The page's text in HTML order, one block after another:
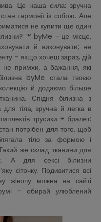
Це наша сила: зручна
гармонії із собою. Але
не купити ще один
™ byMe - це місце,
й виконувати; не
- якщо хочеш зараз, дій
не примхи, а бажання, які
byMe стала твоєю
й додаємо більше
Спідня білизна з
тіла, зручна й легка в
трусики + бралет:
потрібен для того, щоб
тіло за формою і
же склад тканини для
А для сексі білизни
сіточку. Подивитися всі
жіночу можна на сайті
- обирай улюблений